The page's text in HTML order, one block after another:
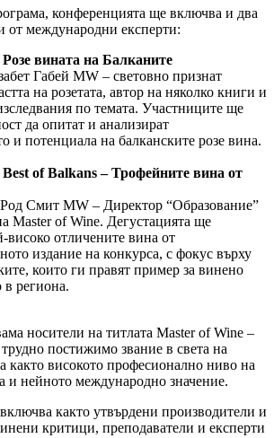
конференцията ще включва и два
от международни експерти:
вината на Балканите
Габей MW – световно признат
на розетата, автор на няколко книги и
по темата. Участниците ще
да опитат и анализират
и потенциала на балканските розе вина.
of Balkans – Трофейните вина от
Смит MW – Директор “Образование”
Master of Wine. Дегустацията ще
високо отличените вина от
издание на конкурса, с фокус върху
които ги правят пример за винено
в региона.
носители на титлата Master of Wine –
постижимо звание в света на
както високото професионално ниво на
и нейното международно значение.
както утвърдени производители и
критици, преподаватели и експерти